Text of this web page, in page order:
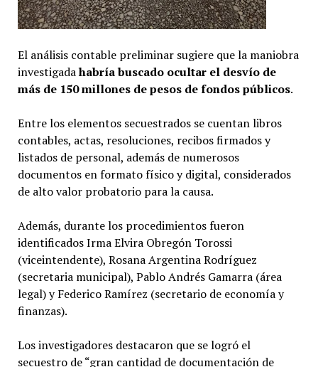
El análisis contable preliminar sugiere que la maniobra
investigadahabría buscado ocultar el desvío de
más de 150 millones de pesos de fondos públicos.
Entre los elementos secuestrados se cuentan libros
contables, actas, resoluciones, recibos firmados y
listados de personal, además de numerosos
documentos en formato físico y digital, considerados
de alto valor probatorio para la causa.
Además, durante los procedimientos fueron
identificados Irma Elvira Obregón Torossi
(viceintendente), Rosana Argentina Rodríguez
(secretaria municipal), Pablo Andrés Gamarra (área
legal) y Federico Ramírez (secretario de economía y
finanzas).
Los investigadores destacaron que se logró el
secuestro de “gran cantidad de documentación de